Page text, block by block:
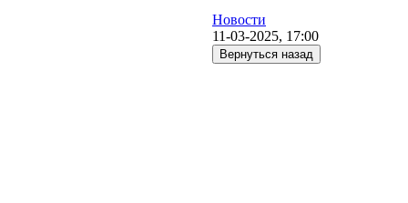
Новости
11-03-2025, 17:00
Вернуться назад